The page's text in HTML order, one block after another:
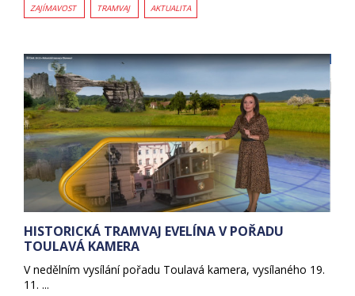
ZAJÍMAVOST TRAMVAJ AKTUALITA
HISTORICKÁ TRAMVAJ EVELÍNA V POŘADU
TOULAVÁ KAMERA
V nedělním vysílání pořadu Toulavá kamera, vysílaného 19.
11. ...